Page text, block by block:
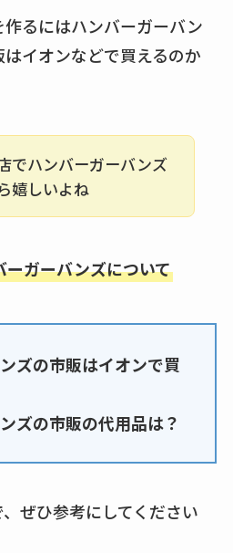
通販調査
アクアテクトゲルが
買える？値段や手荒
れの口コミも調査
つ？激安販売店・通
てる？ロフトやハン
amazonなど通販の販
ットが廃盤？なぜ？
るにはハンバーガーバン
イオンなどで買えるのか
でハンバーガーバンズ
嬉しいよね
ーガーバンズについて
ズの市販はイオンで買
ズの市販の代用品は？
ぜひ参考にしてください